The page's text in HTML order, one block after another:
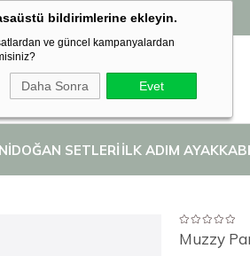
bildirimlerine ekleyin.
ve güncel kampanyalardan
Daha Sonra Evet
2. Ürüne %50 İndirim! 👣
SETLERİ İLK ADIM AYAKKABI
Muzzy